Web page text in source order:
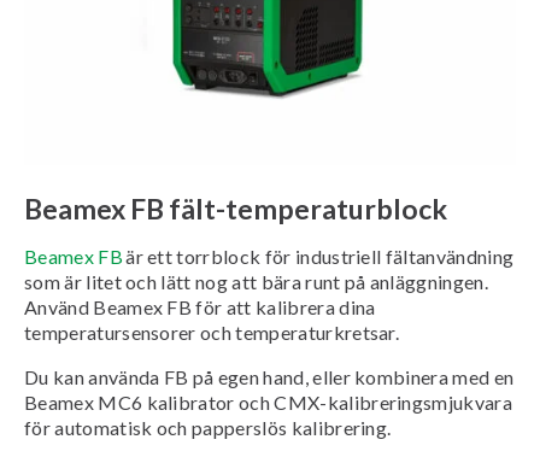
Beamex FB fält-temperaturblock
Beamex FBär ett torrblock för industriell fältanvändning
som är litet och lätt nog att bära runt på anläggningen.
Använd Beamex FB för att kalibrera dina
temperatursensorer och temperaturkretsar.
Du kan använda FB på egen hand, eller kombinera med en
Beamex MC6 kalibrator och CMX-kalibreringsmjukvara
för automatisk och papperslös kalibrering.